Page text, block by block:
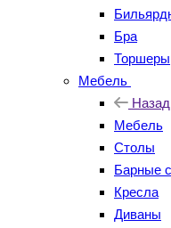
Бра
Мебель
Назад
Мебель
Столы
Барные
Кресла
Диваны